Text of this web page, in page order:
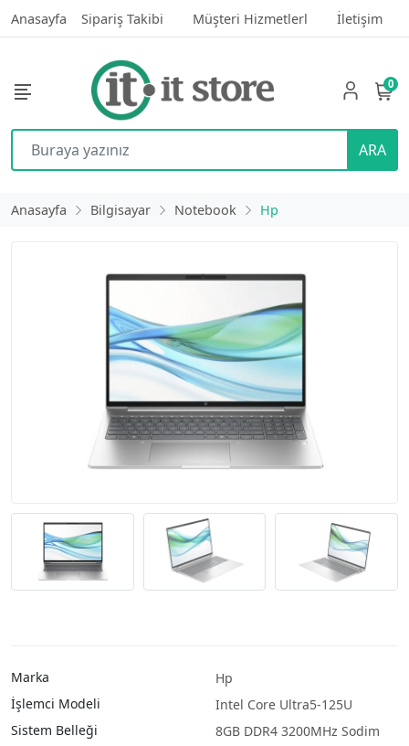
Anasayfa Sipariş Takibi Müşteri Hizmetlerl İletişim
ARA
0
Anasayfa Bilgisayar Notebook Hp
Marka
Hp
İşlemci Modeli
Intel Core Ultra5-125U
Sistem Belleği
8GB DDR4 3200MHz Sodim